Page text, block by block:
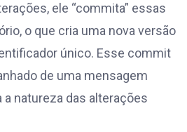
ele “commita” essas
o que cria uma nova versão
único. Esse commit
de uma mensagem
natureza das alterações